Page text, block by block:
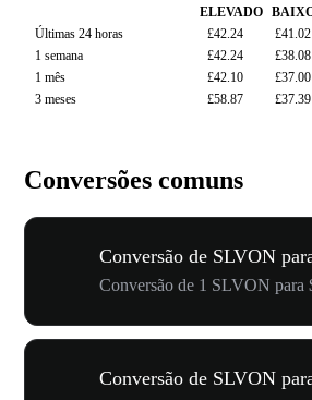
ELEVADO
Últimas 24 horas
£42.24 £41.02
1 semana
£42.24 £38.08
1 mês
£42.10 £37.00
3 meses
£58.87 £37.39
Conversões comuns
Conversão de SLVON
Conversão de 1 SLVON para
Conversão de SLVON